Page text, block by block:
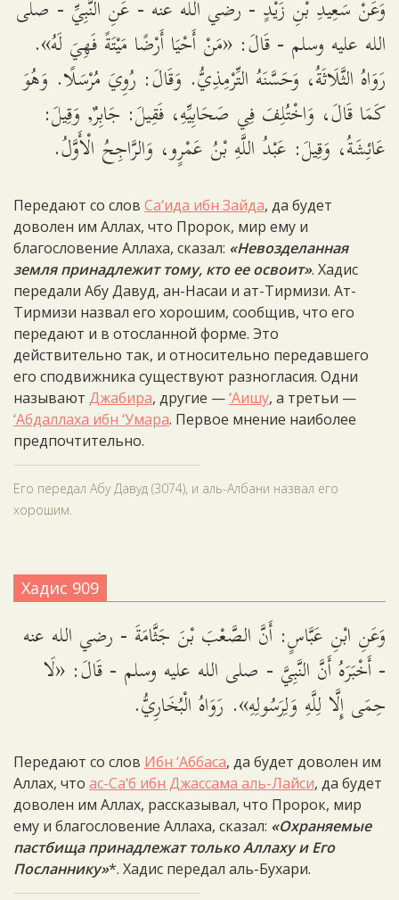
وَعَنْ سَعِيدِ بْنِ زَيْدٍ - رضي الله عنه - عَنِ النَّبِيِّ - صلى
الله عليه وسلم - قَالَ: «مَنْ أَحْيَا أَرْضًا مَيْتَةً فَهِيَ لَهُ».
رَوَاهُ الثَّلَاثَةُ، وَحَسَّنَهُ التِّرْمِذِيُّ. وَقَالَ: رُوِيَ مُرْسَلًا. وَهُوَ
كَمَا قَالَ، وَاخْتُلِفَ فِي صَحَابِيِّهِ، فَقِيلَ: جَابِرٌ, وَقِيلَ:
عَائِشَةُ، وَقِيلَ: عَبْدُ اللَّهِ بْنُ عَمْرٍو، وَالرَّاجِحُ الْأَوَّلُ.
Передают со слов Са‘ида ибн Зайда, да будет
доволен им Аллах, что Пророк, мир ему и
благословение Аллаха, сказал: «Невозделанная
земля принадлежит тому, кто ее освоит». Хадис
передали Абу Давуд, ан-Насаи и ат-Тирмизи. Ат-
Тирмизи назвал его хорошим, сообщив, что его
передают и в отосланной форме. Это
действительно так, и относительно передавшего
его сподвижника существуют разногласия. Одни
называют Джабира, другие —‘Аишу, а третьи —
‘Абдаллаха ибн ‘Умара. Первое мнение наиболее
предпочтительно.
Его передал Абу Давуд (3074), и аль-Албани назвал его
хорошим.
Хадис 909
وَعَنِ ابْنِ عَبَّاسٍ: أَنَّ الصَّعْبَ بْنَ جَثَّامَةَ - رضي الله عنه
- أَخْبَرَهُ أَنَّ النَّبِيَّ - صلى الله عليه وسلم - قَالَ: «لَا
حِمَى إِلَّا لِلَّهِ وَلِرَسُولِهِ». رَوَاهُ الْبُخَارِيُّ.
Передают со слов Ибн ‘Аббаса, да будет доволен им
Аллах, что ас-Са‘б ибн Джассама аль-Лайси, да будет
доволен им Аллах, рассказывал, что Пророк, мир
ему и благословение Аллаха, сказал: «Охраняемые
пастбища принадлежат только Аллаху и Его
Посланнику»*. Хадис передал аль-Бухари.